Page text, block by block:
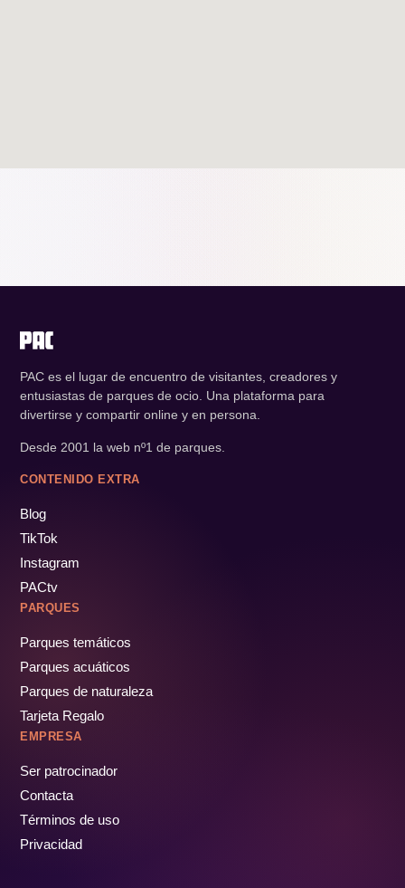
PAC es el lugar de encuentro de visitantes, creadores y
entusiastas de parques de ocio. Una plataforma para
divertirse y compartir online y en persona.
Desde 2001 la web nº1 de parques.
CONTENIDO EXTRA
Blog
TikTok
Instagram
PACtv
PARQUES
Parques temáticos
Parques acuáticos
Parques de naturaleza
Tarjeta Regalo
EMPRESA
Ser patrocinador
Contacta
Términos de uso
Privacidad